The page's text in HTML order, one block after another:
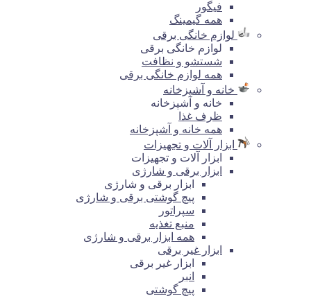
فیگور
همه گیمینگ
لوازم خانگی برقی
لوازم خانگی برقی
شستشو و نظافت
همه لوازم خانگی برقی
خانه و آشپزخانه
خانه و آشپزخانه
ظرف غذا
همه خانه و آشپزخانه
ابزار آلات و تجهیزات
ابزار آلات و تجهیزات
ابزار برقی و شارژی
ابزار برقی و شارژی
پیچ گوشتی برقی و شارژی
سپراتور
منبع تغذیه
همه ابزار برقی و شارژی
ابزار غیر برقی
ابزار غیر برقی
انبر
پیچ گوشتی